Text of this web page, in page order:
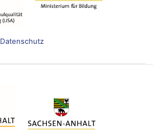
Datenschutz